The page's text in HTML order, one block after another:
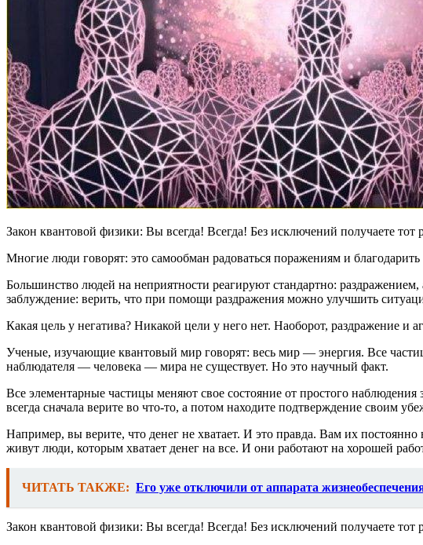
Закон квантовой физики: Вы всегда! Всегда! Без исключений получаете тот
Многие люди говорят: это самообман радоваться поражениям и
Большинство людей на неприятности реагируют стандартно:
заблуждение: верить, что при помощи раздражения можно улучшить
Какая цель у негатива? Никакой цели у него нет. Наоборот, раздражение и
Ученые, изучающие квантовый мир говорят: весь мир — энергия. Все
наблюдателя — человека — мира не существует. Но это научный факт.
Все элементарные частицы меняют свое состояние от простого
всегда сначала верите во что-то, а потом находите подтверждение своим
Например, вы верите, что денег не хватает. И это правда. Вам их
живут люди, которым хватает денег на все. И они работают на хорошей
ЧИТАТЬ ТАКЖЕ: Его уже отключили от аппарата
Закон квантовой физики: Вы всегда! Всегда! Без исключений получаете тот